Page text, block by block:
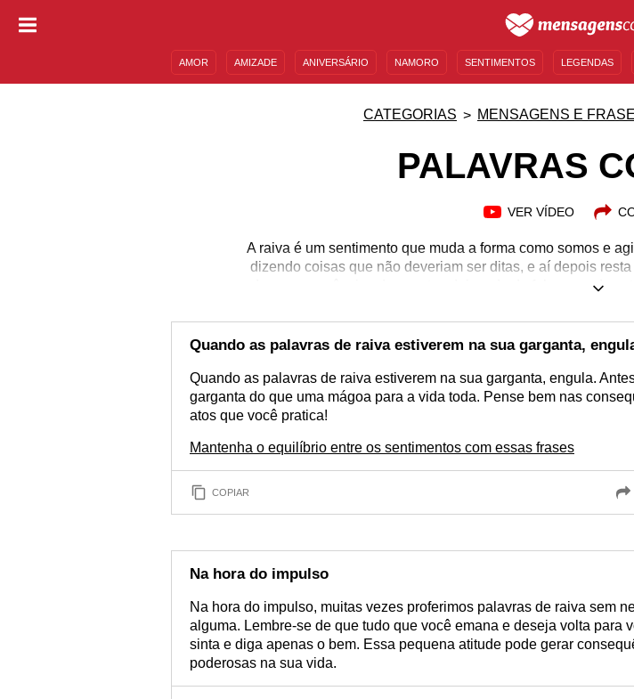
AMOR AMIZADE ANIVERSÁRIO NAMORO SENTIMENTOS LEGENDAS
CATEGORIAS MENSAGENS E
PALAVRAS
VER VÍDEO
A raiva é um sentimento que muda a forma como somos e
dizendo coisas que não deveriam ser ditas, e aí depois
das consequências desse atos deixando de falar quando
torne uma pessoa melhor para si mesmo e para os que
desprender desse sentimento ruim e aprenda a lidar
Quando as palavras de raiva estiverem na sua garganta,
Quando as palavras de raiva estiverem na sua garganta, engula.
garganta do que uma mágoa para a vida toda. Pense bem nas
atos que você pratica!
Mantenha o equilíbrio entre os sentimentos com essas frases
COPIAR
Na hora do impulso
Na hora do impulso, muitas vezes proferimos palavras de raiva sem
alguma. Lembre-se de que tudo que você emana e deseja volta para
sinta e diga apenas o bem. Essa pequena atitude pode gerar
poderosas na sua vida.